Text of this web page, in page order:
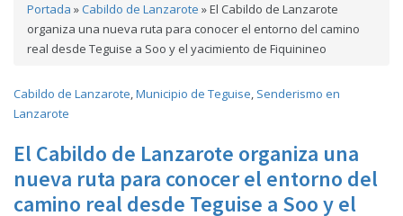
Contenido revista
actividades Agenda cultural arrecifeAyuntamiento
Ayuntamiento de San Bartolomé
Ayuntamiento de Teguise
Ayuntamiento de TinajoAyuntamiento de Tías
Ayuntamiento de YaizaCabildo de
Lanzarote CACT carrera trail Casa Museo del Timple
Portada »Cabildo de Lanzarote »El Cabildo de Lanzarote
organiza una nueva ruta para conocer el entorno del camino
real desde Teguise a Soo y el yacimiento de Fiquinineo
Cabildo de Lanzarote,Municipio de Teguise, Senderismo en
Lanzarote
El Cabildo de Lanzarote organiza una
nueva ruta para conocer el entorno del
camino real desde Teguise a Soo y el